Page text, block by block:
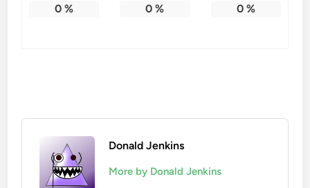
0 % 0 % 0%
Donald Jenkins
More by Donald Jenkins